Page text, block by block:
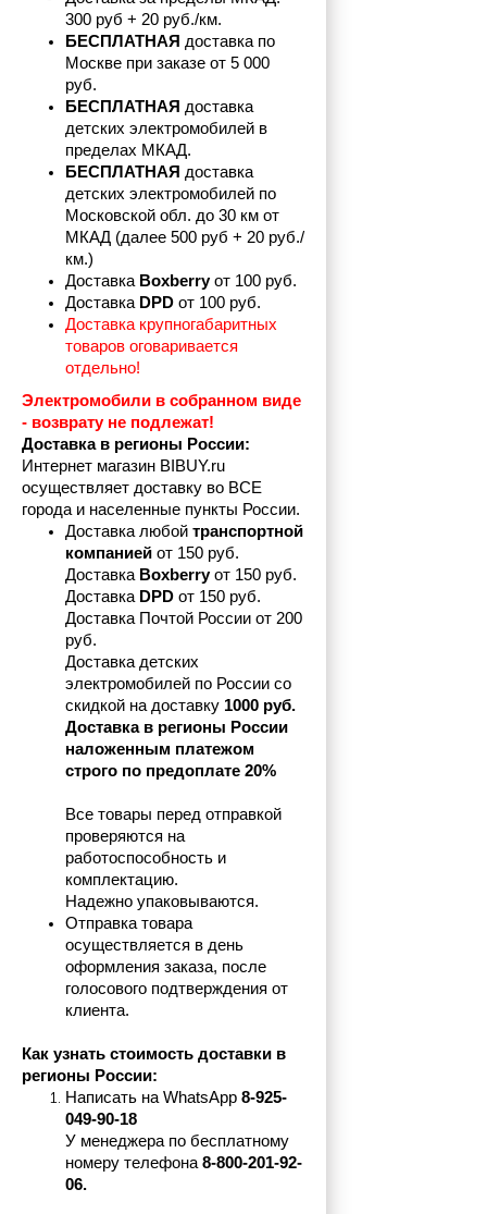
300 руб + 20 руб./км.
БЕСПЛАТНАЯ доставка по
Москве при заказе от 5 000
руб.
БЕСПЛАТНАЯ доставка
детских электромобилей в
пределах МКАД.
БЕСПЛАТНАЯ доставка
детских электромобилей по
Московской обл. до 30 км от
МКАД (далее 500 руб + 20 руб./
км.)
Доставка Boxberry от 100 руб.
Доставка DPD от 100 руб.
Доставка крупногабаритных
товаров оговаривается
отдельно!
Электромобили в собранном виде
- возврату не подлежат!
Доставка в регионы России:
Интернет магазин BIBUY.ru
осуществляет доставку во ВСЕ
города и населенные пункты России.
Доставка любой транспортной
компанией от 150 руб.
Доставка Boxberry от 150 руб.
Доставка DPD от 150 руб.
Доставка Почтой России от 200
руб.
Доставка детских
электромобилей по России со
скидкой на доставку 1000 руб.
Доставка в регионы России
наложенным платежом
строго по предоплате 20%
Все товары перед отправкой
проверяются на
работоспособность и
комплектацию.
Надежно упаковываются.
Отправка товара
осуществляется в день
оформления заказа, после
голосового подтверждения от
клиента.
Как узнать стоимость доставки в
регионы России:
Написать на WhatsApp 8-925-
049-90-18
У менеджера по бесплатному
номеру телефона 8-800-201-92-
06.